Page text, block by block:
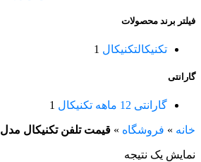
فیلتر برند محصولات
تکنیکالتکنیکال 1
گارانتی
گارانتی 12 ماهه تکنیکال 1
خانه » فروشگاه » قیمت تلفن تکنیکال مدل TEC-6102
نمایش یک نتیجه